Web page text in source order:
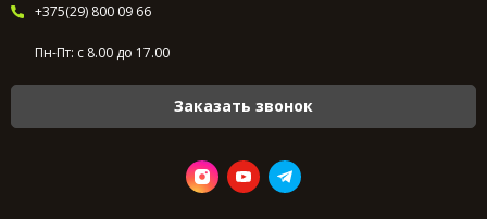
+375(29) 800 09 66
Пн-Пт: с 8.00 до 17.00
Заказать звонок